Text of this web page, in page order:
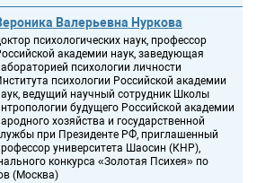
Валерьевна Нуркова
психологических наук, профессор
академии наук, заведующая
психологии личности
психологии Российской академии
ведущий научный сотрудник Школы
будущего Российской академии
хозяйства и государственной
при Президенте РФ, приглашенный
университета Шаосин (КНР),
конкурса «Золотая Психея» по
(Москва)